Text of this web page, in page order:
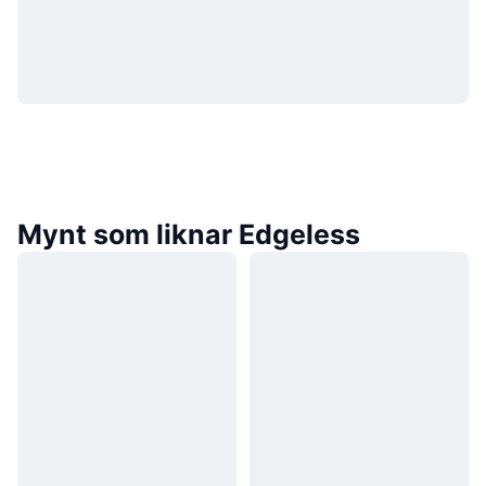
Mynt som liknar Edgeless